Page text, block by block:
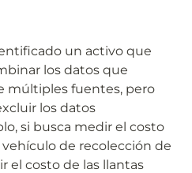
un activo que
los datos que
múltiples fuentes, pero
los datos
si busca medir el costo
de recolección de
el costo de las llantas